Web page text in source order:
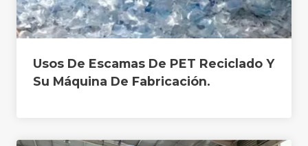
Usos De Escamas De PET Reciclado Y
Su Máquina De Fabricación.